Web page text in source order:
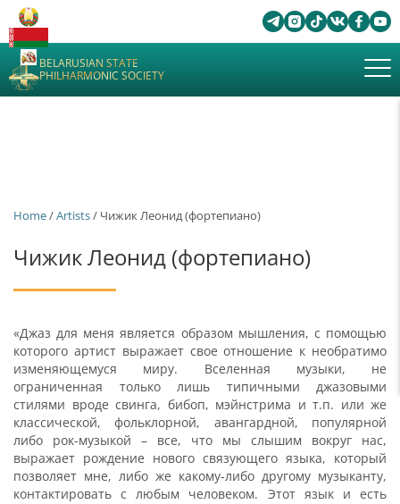
BELARUSIAN STATE
PHILHARMONIC SOCIETY
Home/Artists/ Чижик Леонид (фортепиано)
Чижик Леонид (фортепиано)
«Джаз для меня является образом мышления, с помощью
которого артист выражает свое отношение к необратимо
изменяющемуся миру. Вселенная музыки, не
ограниченная только лишь типичными джазовыми
стилями вроде свинга, бибоп, мэйнстрима и т.п. или же
классической, фольклорной, авангардной, популярной
либо рок-музыкой – все, что мы слышим вокруг нас,
выражает рождение нового связующего языка, который
позволяет мне, либо же какому-либо другому музыканту,
контактировать с любым человеком. Этот язык и есть